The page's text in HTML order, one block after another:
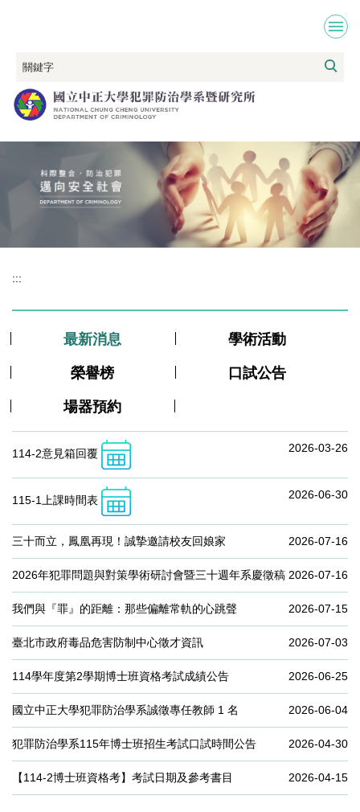
容
區
:::
最新消息 學術活動
榮譽榜 口試公告
場器預約
114-2意見箱回覆 2026-03-26
115-1上課時間表 2026-06-30
三十而立，鳳凰再現！誠摯邀請校友回娘家 2026-07-16
2026年犯罪問題與對策學術研討會暨三十週年系慶徵稿 2026-07-16
我們與『罪』的距離：那些偏離常軌的心跳聲 2026-07-15
臺北市政府毒品危害防制中心徵才資訊 2026-07-03
114學年度第2學期博士班資格考試成績公告 2026-06-25
國立中正大學犯罪防治學系誠徵專任教師 1 名 2026-06-04
犯罪防治學系115年博士班招生考試口試時間公告 2026-04-30
【114-2博士班資格考】考試日期及參考書目 2026-04-15